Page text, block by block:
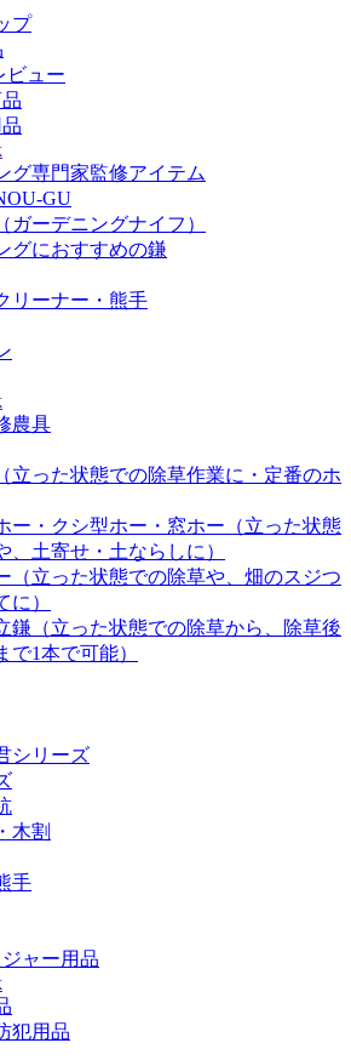
プ
ビュー
グ専門家監修アイテム
GU
ガーデニングナイフ）
グにおすすめの鎌
リーナー・熊手
農具
立った状態での除草作業に・定番のホ
ー・クシ型ホー・窓ホー（立った状態
、土寄せ・土ならしに）
（立った状態での除草や、畑のスジつ
に）
鎌（立った状態での除草から、除草後
で1本で可能）
シリーズ
木割
手
ャー用品
犯用品